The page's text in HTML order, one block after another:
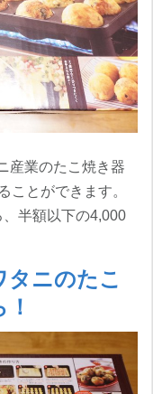
産業のたこ焼き器
ことができます。
半額以下の4,000
タニのたこ